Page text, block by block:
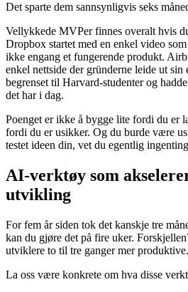
Det sparte dem sannsynligvis seks
Vellykkede MVPer finnes overalt hvis
Dropbox startet med en enkel video
ikke engang et fungerende produkt.
enkel nettside der gründerne leide ut
begrenset til Harvard-studenter og
det har i dag.
Poenget er ikke å bygge lite fordi du er
fordi du er usikker. Og du burde være
testet ideen din, vet du egentlig
AI-verktøy som
utvikling
For fem år siden tok det kanskje tre
kan du gjøre det på fire uker.
utviklere to til tre ganger mer produktive.
La oss være konkrete om hva disse